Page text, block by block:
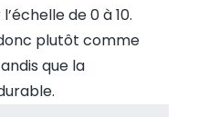
de 0 à 10.
plutôt comme
que la